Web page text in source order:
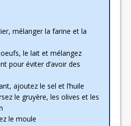
mélanger la farine et la
le lait et mélangez
pour éviter d’avoir des
ajoutez le sel et l’huile
le gruyère, les olives et les
le moule